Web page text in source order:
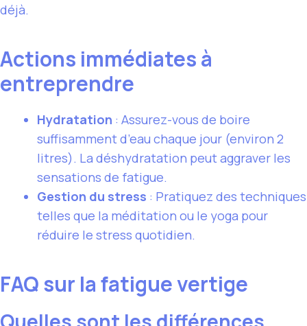
déjà.
Actions immédiates à
entreprendre
Hydratation : Assurez-vous de boire
suffisamment d’eau chaque jour (environ 2
litres). La déshydratation peut aggraver les
sensations de fatigue.
Gestion du stress : Pratiquez des techniques
telles que la méditation ou le yoga pour
réduire le stress quotidien.
FAQ sur la fatigue vertige